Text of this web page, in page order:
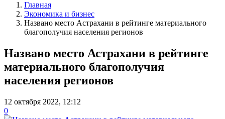
Главная
Экономика и бизнес
Названо место Астрахани в рейтинге материального
благополучия населения регионов
Названо место Астрахани в рейтинге
материального благополучия
населения регионов
12 октября 2022, 12:12
0